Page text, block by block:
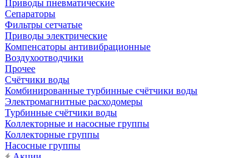
Приводы пневматические
Сепараторы
Фильтры сетчатые
Приводы электрические
Компенсаторы антивибрационные
Воздухоотводчики
Прочее
Счётчики воды
Комбинированные турбинные счётчики воды
Электромагнитные расходомеры
Турбинные счётчики воды
Коллекторные и насосные группы
Коллекторные группы
Насосные группы